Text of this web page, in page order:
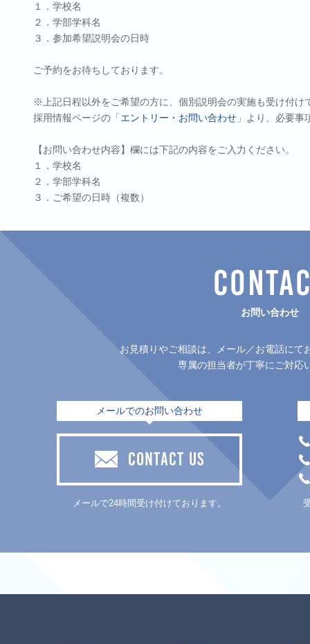
１．学校名
２．学部学科名
３．参加希望説明会の日時
ご予約をお待ちしております。
※上記日程以外をご希望の方に、個別説明会の実施も受け付け
採用情報ページの「 エントリー・お問い合わせ 」より、必要
【お問い合わせ内容】欄には下記の内容をご入力ください。
１．学校名
２．学部学科名
３．ご希望の日時（複数）
お問い合わせ
お見積りやご相談は、メール／お電話にて
専属の担当者が丁寧にご対応
メールでのお問い合わせ
CONTACT US
メールで24時間受け付けております。